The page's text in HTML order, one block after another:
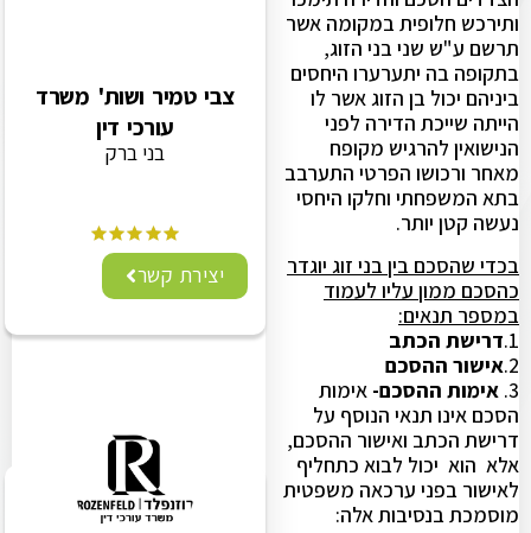
ותירכש חלופית במקומה אשר
תרשם ע"ש שני בני הזוג,
בתקופה בה יתערערו היחסים
ביניהם יכול בן הזוג אשר לו
הייתה שייכת הדירה לפני
הנישואין להרגיש מקופח
מאחר ורכושו הפרטי התערבב
בתא המשפחתי וחלקו היחסי
נעשה קטן יותר.
בכדי שהסכם בין בני זוג יוגדר
כהסכם ממון עליו לעמוד
במספר תנאים:
1.דרישת הכתב
2.אישור ההסכם
3.אימות ההסכם-אימות
הסכם אינו תנאי הנוסף על
דרישת הכתב ואישור ההסכם,
אלא הוא יכול לבוא כתחליף
לאישור בפני ערכאה משפטית
מוסמכת בנסיבות אלה:
צבי טמיר ושות' משרד
עורכי דין
בני ברק
יצירת קשר